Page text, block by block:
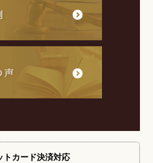
トカード決済対応